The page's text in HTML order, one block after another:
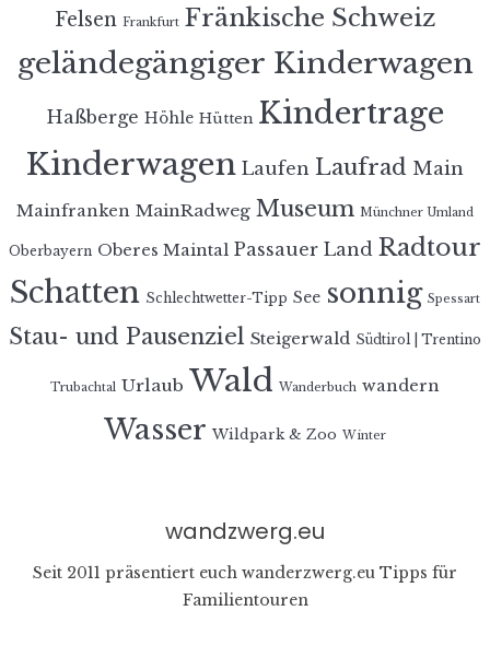
Felsen Frankfurt Fränkische Schweiz
geländegängiger Kinderwagen
Haßberge Höhle Hütten Kindertrage
Kinderwagen Laufen Laufrad Main
Mainfranken MainRadweg Museum Münchner Umland
Oberbayern Oberes Maintal Passauer Land Radtour
Schatten Schlechtwetter-Tipp See sonnig Spessart
Stau- und Pausenziel Steigerwald Südtirol | Trentino
Trubachtal Urlaub Wald Wanderbuch wandern
Wasser Wildpark & Zoo Winter
wandzwerg.eu
Seit 2011 präsentiert euch wanderzwerg.eu Tipps für
Familientouren